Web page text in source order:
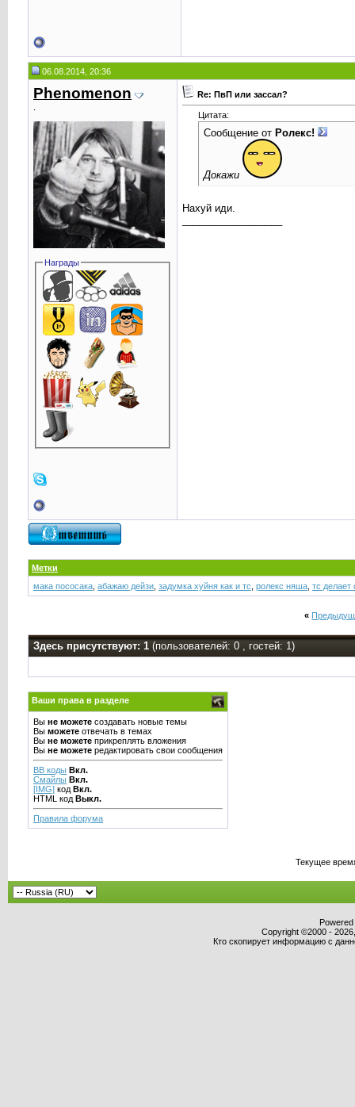
06.08.2014, 20:36
Phenomenоn
Награды
Re: ПвП или зассал?
Цитата:
Сообщение от Ролекс!
Докажи
Нахуй иди.
Метки
мака пососака, абажаю дейзи, задумка хуйня как и тс ролекс няша, тс делает
«
Здесь присутствуют: 1 (пользователей: 0 , гостей: 1)
Ваши права в разделе
Вы не можетесоздавать новые темы
Вы можетеотвечать в темах
Вы не можетеприкреплять вложения
Вы не можетередактировать свои сообщения
BB коды Вкл.
Смайлы Вкл.
[IMG]код Вкл.
HTML код Выкл.
Правила форума
Текущее
Copyright ©2000 -
Кто скопирует информацию с